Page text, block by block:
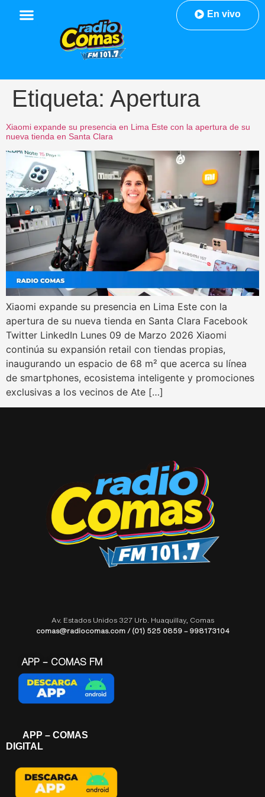
En vivo
Etiqueta: Apertura
Xiaomi expande su presencia en Lima Este con la apertura de su
nueva tienda en Santa Clara
Xiaomi expande su presencia en Lima Este con la
apertura de su nueva tienda en Santa Clara Facebook
Twitter LinkedIn Lunes 09 de Marzo 2026 Xiaomi
continúa su expansión retail con tiendas propias,
inaugurando un espacio de 68 m² que acerca su línea
de smartphones, ecosistema inteligente y promociones
exclusivas a los vecinos de Ate […]
Av. Estados Unidos 327 Urb. Huaquillay, Comas
comas@radiocomas.com / (01) 525 0859 – 998173104
APP – COMAS FM
APP – COMAS
DIGITAL